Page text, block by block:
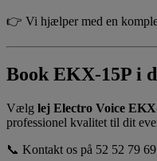
👉 Vi hjælper med en
Book EKX-15P i
Vælg lej Electro Voice
professionel kvalitet til dit
📞 Kontakt os på 52 52 79 69